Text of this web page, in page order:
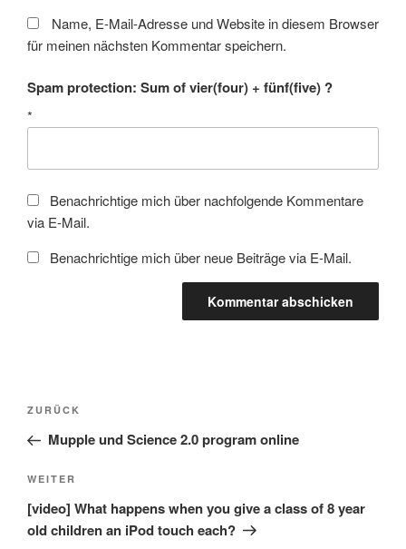
Name, E-Mail-Adresse und Website in diesem Browser
für meinen nächsten Kommentar speichern.
Spam protection: Sum of vier(four) + fünf(five) ?
*
Benachrichtige mich über nachfolgende Kommentare
via E-Mail.
Benachrichtige mich über neue Beiträge via E-Mail.
Beitragsnavigation
Vorheriger
Beitrag
ZURÜCK
Mupple und Science 2.0 program online
Nächster
Beitrag
WEITER
[video] What happens when you give a class of 8 year
old children an iPod touch each?